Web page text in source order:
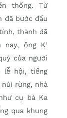
thống. Từ
đã bước đầu
thành đã
ông K’
của người
lễ hội, tiếng
núi rừng, nhà
cụ bà Ka
qua khung